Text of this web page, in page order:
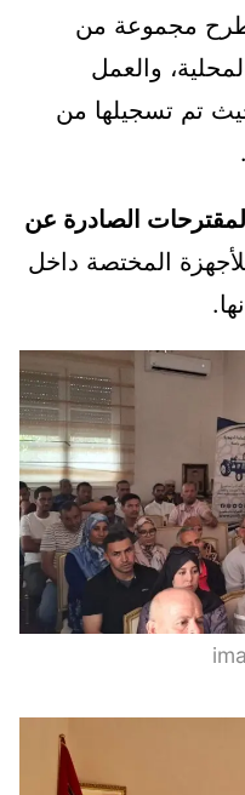
طرح مجموعة من
والعمل
تم تسجيلها من
المقترحات الصادرة عن
المختصة داخل